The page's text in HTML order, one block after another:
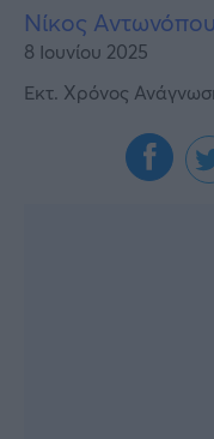
Κουζίνα
Νίκος
8 Ιουνίου 2025
Εκτ. Χρόνος